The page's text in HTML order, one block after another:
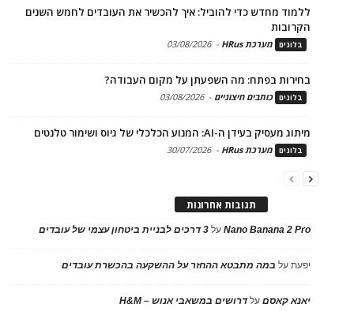
ללמוד מחדש כדי להוביל: איך להכשיר את העובדים לחמש השנים
הקרובות
בלוגים מערכת HRus -
03/08/2026
בחירות בפתח: מה השפעתן על מקום העבודה?
בלוגים כותבים חיצוניים -
03/08/2026
מיתוג מעסיק בעידן ה-AI: המנוע הכלכלי של גיוס ושימור טלנטים
בלוגים מערכת HRus -
30/07/2026
תגובות אחרונות
Nano Banana 2 Proעל 3 דרכים לבניית ביטחון עצמי של עובדים
יפעתעל במה מתבטא ההחזר על ההשקעה בהכשרת עובדים
יאנא קאסםעלדרושים במשאבי אנוש – H&M